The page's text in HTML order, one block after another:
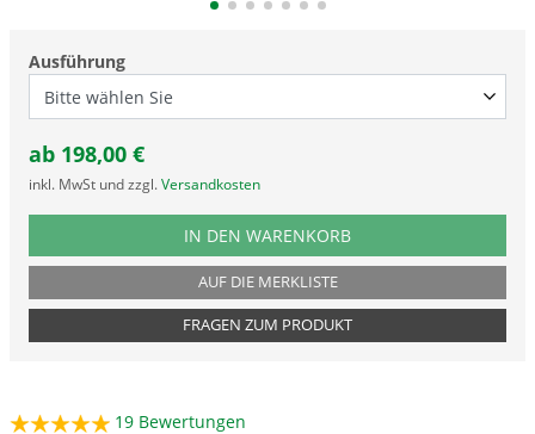
Ausführung
ab 198,00 €
inkl. MwSt und zzgl. Versandkosten
PRODUKTNUMMER FUU6BA
IN DEN WARENKORB
AUF DIE MERKLISTE
FRAGEN ZUM PRODUKT
19 Bewertungen